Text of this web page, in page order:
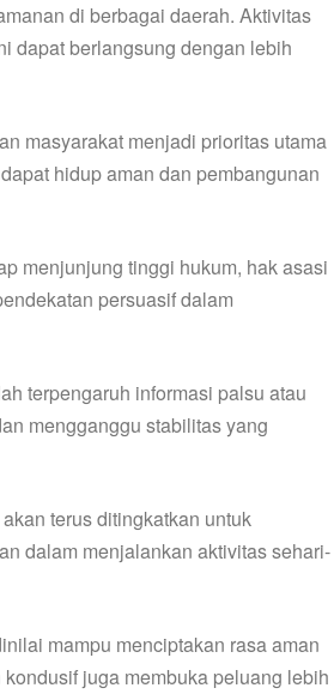
di berbagai daerah. Aktivitas
dapat berlangsung dengan lebih
masyarakat menjadi prioritas utama
hidup aman dan pembangunan
menjunjung tinggi hukum, hak asasi
persuasif dalam
terpengaruh informasi palsu atau
mengganggu stabilitas yang
terus ditingkatkan untuk
dalam menjalankan aktivitas sehari-
mampu menciptakan rasa aman
juga membuka peluang lebih